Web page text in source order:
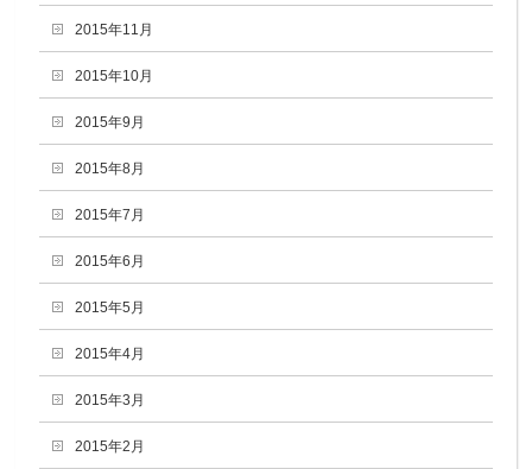
2015年11月
2015年10月
2015年9月
2015年8月
2015年7月
2015年6月
2015年5月
2015年4月
2015年3月
2015年2月